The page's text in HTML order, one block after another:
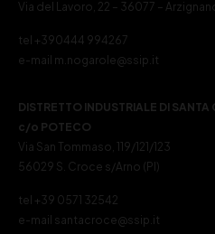
Via del Lavoro, 22 – 36077 –
tel +390444 994267
e-mail m.nogarole@ssip.it
DISTRETTO INDUSTRIALE DI SANTA
c/o POTECO
Via San Tommaso, 119/121/123
56029 S. Croce s/Arno (PI)
tel +39 0571 32542
e-mail santacroce@ssip.it